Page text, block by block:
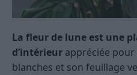
La fleur de lune est une
d’intérieur appréciée
blanches et son feuillage